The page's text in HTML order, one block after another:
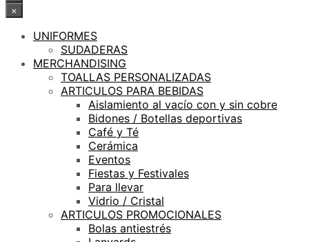
×
UNIFORMES
SUDADERAS
MERCHANDISING
TOALLAS PERSONALIZADAS
ARTICULOS PARA BEBIDAS
Aislamiento al vacío con y sin cobre
Bidones / Botellas deportivas
Café y Té
Cerámica
Eventos
Fiestas y Festivales
Para llevar
Vidrio / Cristal
ARTICULOS PROMOCIONALES
Bolas antiestrés